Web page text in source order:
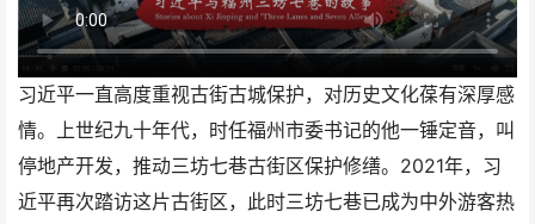
习近平一直高度重视古街古城保护，对历史文化葆有深厚感
情。上世纪九十年代，时任福州市委书记的他一锤定音，叫
停地产开发，推动三坊七巷古街区保护修缮。2021年，习
近平再次踏访这片古街区，此时三坊七巷已成为中外游客热